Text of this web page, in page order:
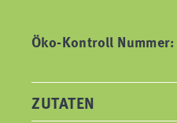
Öko-Kontroll Nummer:
ZUTATEN